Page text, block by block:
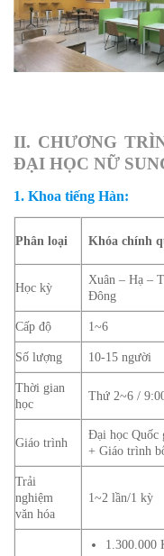
II. CHƯƠNG
ĐẠI HỌC NỮ
1. Khoa tiếng Hàn:
Phân loại Khóa chính
Học kỳ
Xuân – Hạ –
Đông
Cấp độ 1~6
Số lượng 10-15 người
Thời gian
học
Thứ 2~6 /
Giáo trình
Đại học Quốc
+ Giáo trình
Trải
nghiệm
văn hóa
1~2 lần/1 kỳ
1.300.000